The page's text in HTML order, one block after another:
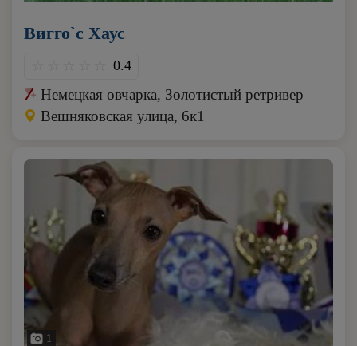
Вигго`с Хаус
0.4
Немецкая овчарка, Золотистый ретривер
Вешняковская улица, 6к1
1